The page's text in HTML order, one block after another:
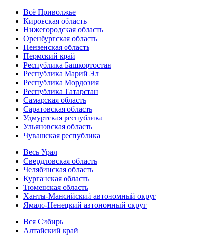
Всё Приволжье
Кировская область
Нижегородская область
Оренбургская область
Пензенская область
Пермский край
Республика Башкортостан
Республика Марий Эл
Республика Мордовия
Республика Татарстан
Самарская область
Саратовская область
Удмуртская республика
Ульяновская область
Чувашская республика
Весь Урал
Свердловская область
Челябинская область
Курганская область
Тюменская область
Ханты-Мансийский автономный округ
Ямало-Ненецкий автономный округ
Вся Сибирь
Алтайский край